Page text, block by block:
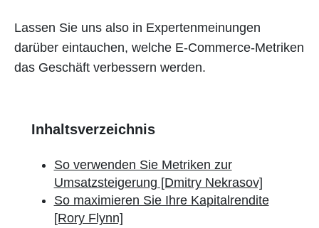
Lassen Sie uns also in Expertenmeinungen
darüber eintauchen, welche E-Commerce-Metriken
das Geschäft verbessern werden.
Inhaltsverzeichnis
So verwenden Sie Metriken zur
Umsatzsteigerung [Dmitry Nekrasov]
So maximieren Sie Ihre Kapitalrendite
[Rory Flynn]